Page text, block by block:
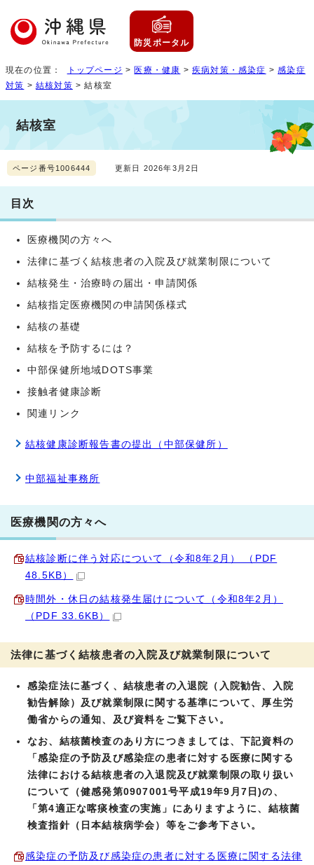
防災ポータル
現在の位置： トップページ > 医療・健康 >疾病対策・感染症 >感染症
対策 >結核対策 > 結核室
結核室
ページ番号1006444 更新日 2026年3月2日
目次
医療機関の方々へ
法律に基づく結核患者の入院及び就業制限について
結核発生・治療時の届出・申請関係
結核指定医療機関の申請関係様式
結核の基礎
結核を予防するには？
中部保健所地域DOTS事業
接触者健康診断
関連リンク
結核健康診断報告書の提出（中部保健所）
中部福祉事務所
医療機関の方々へ
結核診断に伴う対応について（令和8年2月） （PDF
48.5KB）
時間外・休日の結核発生届けについて（令和8年2月）
（PDF 33.6KB）
法律に基づく結核患者の入院及び就業制限について
感染症法に基づく、結核患者の入退院（入院勧告、入院
勧告解除）及び就業制限に関する基準について、厚生労
働省からの通知、及び資料をご覧下さい。
なお、結核菌検査のあり方につきましては、下記資料の
「感染症の予防及び感染症の患者に対する医療に関する
法律における結核患者の入退院及び就業制限の取り扱い
について（健感発第0907001号平成19年9月7日)の、
「第4適正な喀痰検査の実施」にありますように、結核菌
検査指針（日本結核病学会）等をご参考下さい。
感染症の予防及び感染症の患者に対する医療に関する法律